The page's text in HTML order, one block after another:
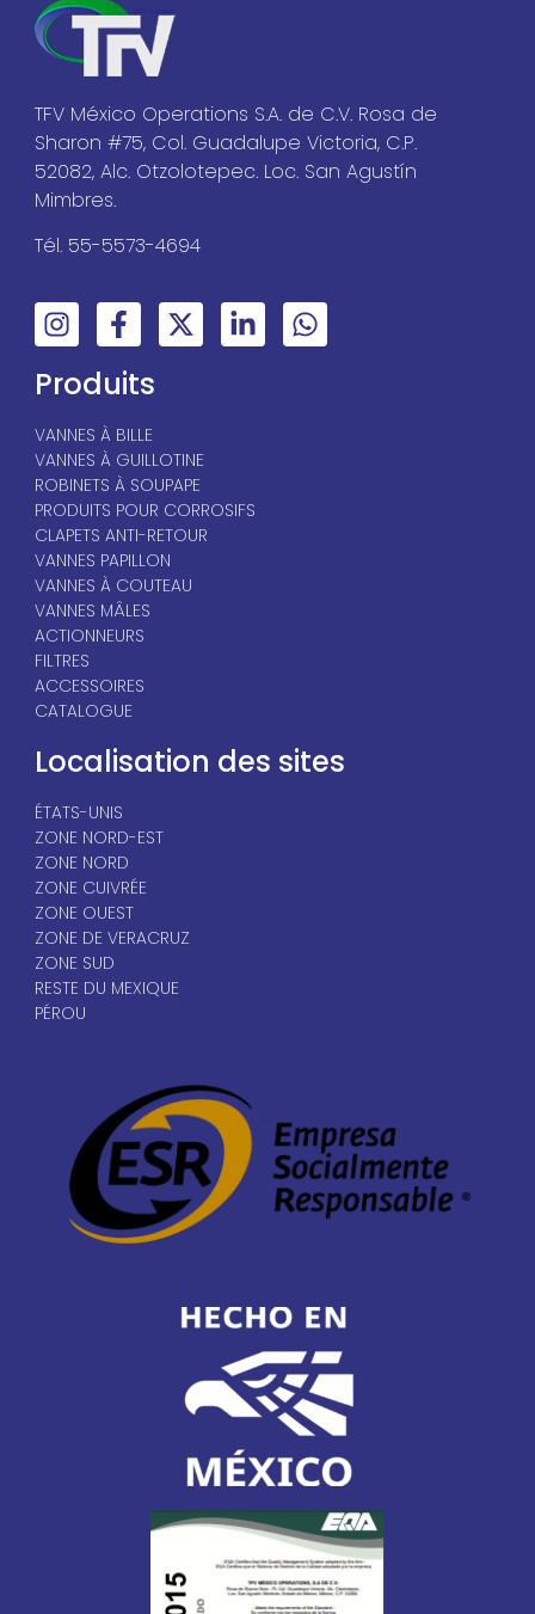
TFV México Operations S.A. de C.V. Rosa de
Sharon #75, Col. Guadalupe Victoria, C.P.
52082, Alc. Otzolotepec. Loc. San Agustín
Mimbres.
Tél. 55-5573-4694
Produits
VANNES À BILLE
VANNES À GUILLOTINE
ROBINETS À SOUPAPE
PRODUITS POUR CORROSIFS
CLAPETS ANTI-RETOUR
VANNES PAPILLON
VANNES À COUTEAU
VANNES MÂLES
ACTIONNEURS
FILTRES
ACCESSOIRES
CATALOGUE
Localisation des sites
ÉTATS-UNIS
ZONE NORD-EST
ZONE NORD
ZONE CUIVRÉE
ZONE OUEST
ZONE DE VERACRUZ
ZONE SUD
RESTE DU MEXIQUE
PÉROU